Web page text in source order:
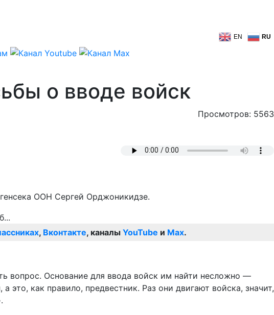
EN RU
о вводе войск
Просмотров: 5563
ООН Сергей Орджоникидзе.
, Вконтакте, каналы YouTube и Max.
вопрос. Основание для ввода войск им найти несложно —
как правило, предвестник. Раз они двигают войска, значит,